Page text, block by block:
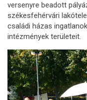
versenyre beadott
székesfehérvári
családi házas
intézmények területeit.